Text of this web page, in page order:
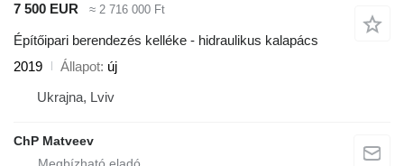
7 500 EUR
≈ 2 716 000 Ft
Építőipari berendezés kelléke - hidraulikus kalapács
2019
Állapot új
Ukrajna, Lviv
ChP Matveev